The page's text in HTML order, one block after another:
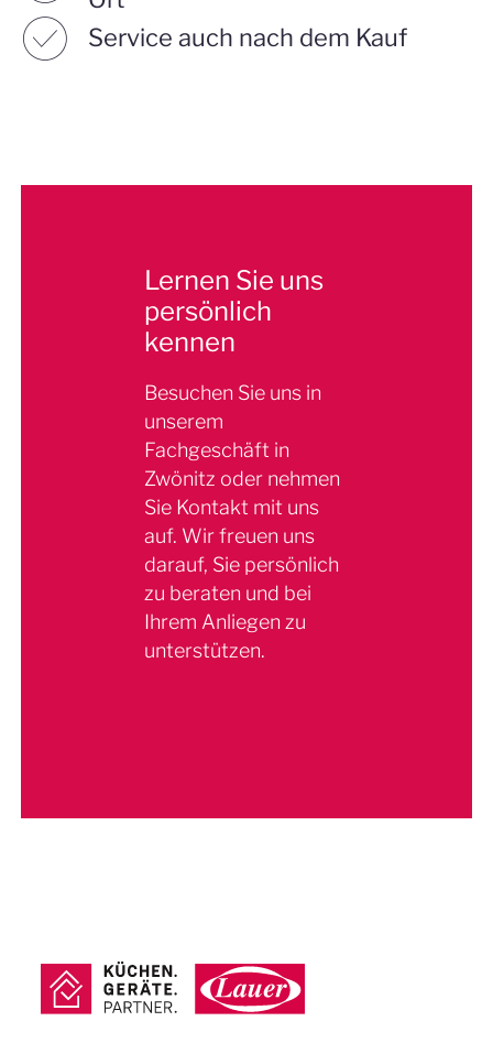
☑︎ Service auch nach dem Kauf
Lernen Sie uns
persönlich
kennen
Besuchen Sie uns in
unserem
Fachgeschäft in
Zwönitz oder nehmen
Sie Kontakt mit uns
auf. Wir freuen uns
darauf, Sie persönlich
zu beraten und bei
Ihrem Anliegen zu
unterstützen.